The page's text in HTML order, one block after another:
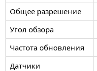
Общее разрешение
Угол обзора
Частота обновления
Датчики